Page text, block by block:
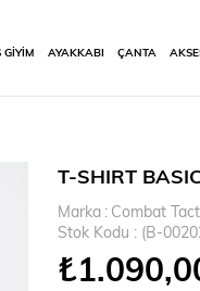
GİYİM AYAKKABI ÇANTA
T-SHIRT
Marka : Combat
Stok Kodu
(B-